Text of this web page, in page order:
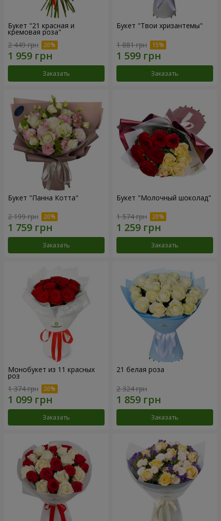
Букет "21 красная и
кремовая роза"
2 449 грн
Заказать
Букет "Твои хризантемы"
1 881 грн
Заказать
Букет "Панна Котта"
2 199 грн
Заказать
Букет "Молочный шоколад"
1 574 грн
Заказать
Монобукет из 11 красных
роз
1 374 грн
Заказать
21 белая роза
2 324 грн
Заказать